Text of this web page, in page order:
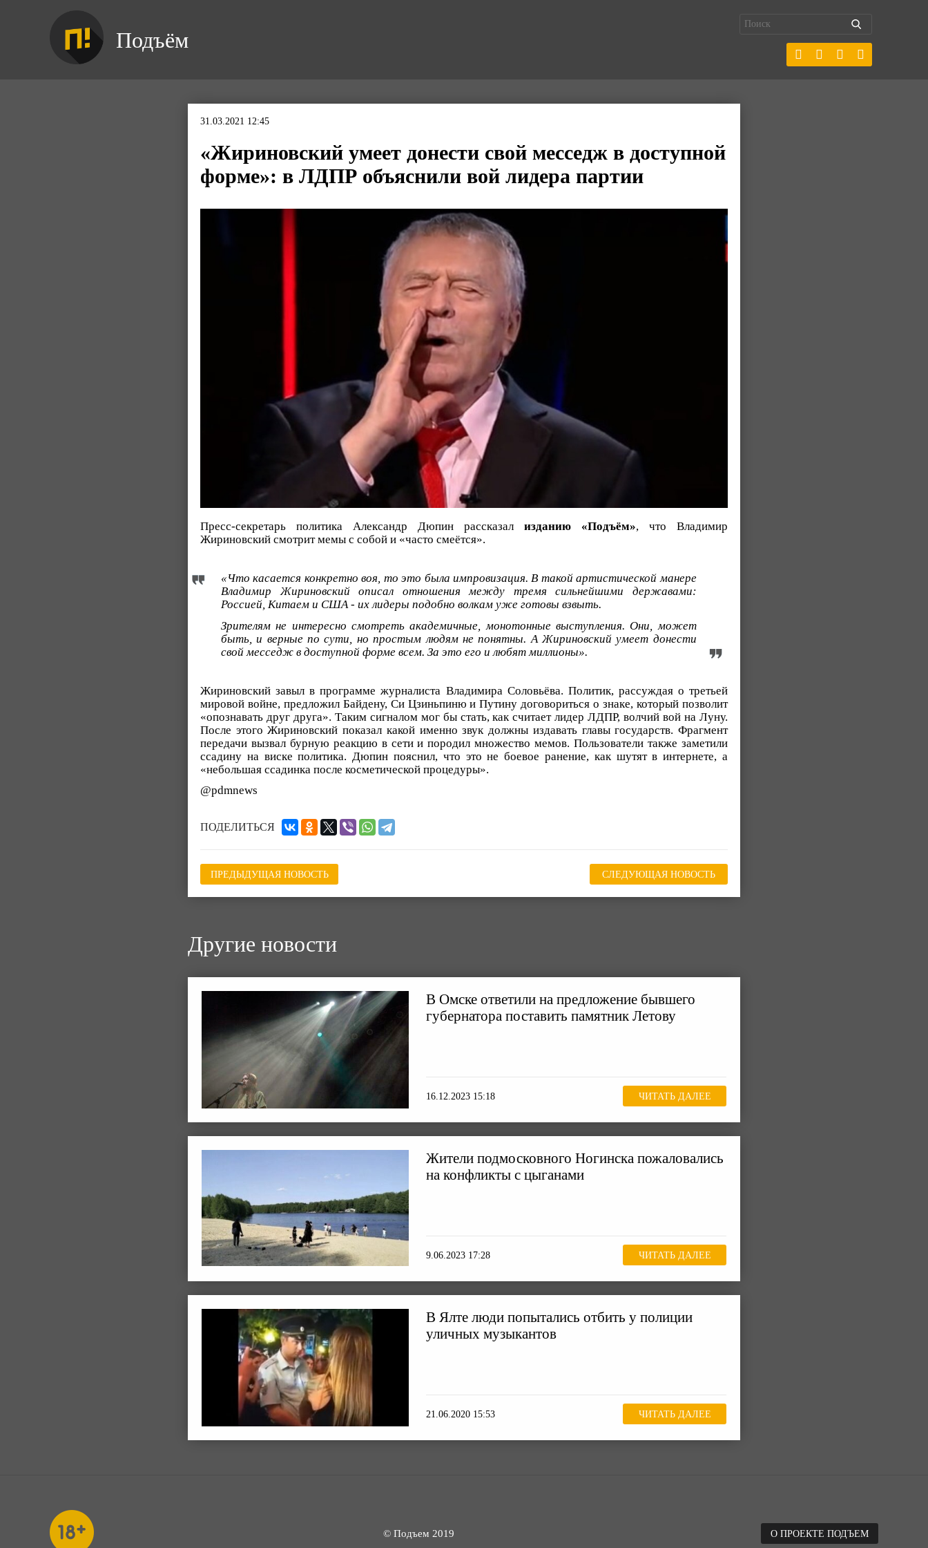
Подъём
31.03.2021 12:45
«Жириновский умеет донести свой месседж в доступной
форме»: в ЛДПР объяснили вой лидера партии
Пресс-секретарь политика Александр Дюпин рассказал изданию «Подъём», что Владимир
Жириновский смотрит мемы с собой и «часто смеётся».
«Что касается конкретно воя, то это была импровизация. В такой артистической манере
Владимир Жириновский описал отношения между тремя сильнейшими державами:
Россией, Китаем и США - их лидеры подобно волкам уже готовы взвыть.
Зрителям не интересно смотреть академичные, монотонные выступления. Они, может
быть, и верные по сути, но простым людям не понятны. А Жириновский умеет донести
свой месседж в доступной форме всем. За это его и любят миллионы».
Жириновский завыл в программе журналиста Владимира Соловьёва. Политик, рассуждая о третьей
мировой войне, предложил Байдену, Си Цзиньпиню и Путину договориться о знаке, который позволит
«опознавать друг друга». Таким сигналом мог бы стать, как считает лидер ЛДПР, волчий вой на Луну.
После этого Жириновский показал какой именно звук должны издавать главы государств. Фрагмент
передачи вызвал бурную реакцию в сети и породил множество мемов. Пользователи также заметили
ссадину на виске политика. Дюпин пояснил, что это не боевое ранение, как шутят в интернете, а
«небольшая ссадинка после косметической процедуры».
@pdmnews
ПОДЕЛИТЬСЯ
ПРЕДЫДУЩАЯ НОВОСТЬ СЛЕДУЮЩАЯ НОВОСТЬ
Другие новости
В Омске ответили на предложение бывшего
губернатора поставить памятник Летову
16.12.2023 15:18 ЧИТАТЬ ДАЛЕЕ
Жители подмосковного Ногинска пожаловались
на конфликты с цыганами
9.06.2023 17:28 ЧИТАТЬ ДАЛЕЕ
В Ялте люди попытались отбить у полиции
уличных музыкантов
21.06.2020 15:53 ЧИТАТЬ ДАЛЕЕ
© Подъем 2019 О ПРОЕКТЕ ПОДЪЕМ